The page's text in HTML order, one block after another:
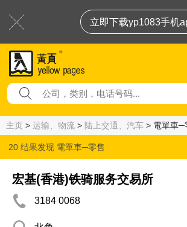
立即下载yp1083手机
主页 > 运输、物流 > 陆上交通、汽车 > 電單車─
20 结果发现 電單車─零售
宏基(香港)铁骑服务交易所
3184 0068